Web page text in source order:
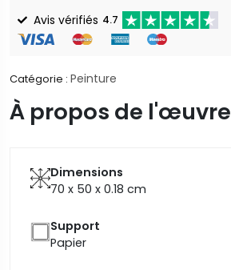
Avis vérifiés 4.7
Catégorie : Peinture
À propos de l'œuvre
Dimensions
70 x 50 x 0.18 cm
Support
Papier